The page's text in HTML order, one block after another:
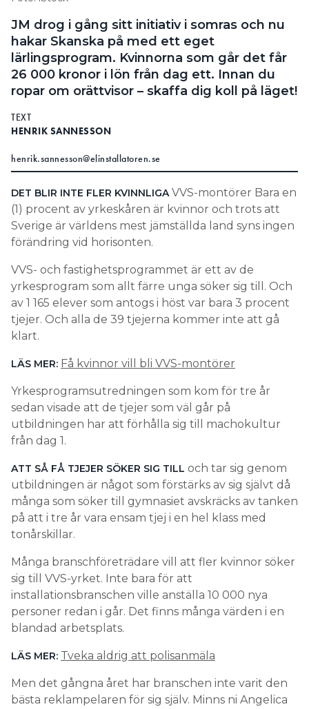
Search for:
JM drog i gång sitt initiativ i somras och nu
hakar Skanska på med ett eget
lärlingsprogram. Kvinnorna som går det får
26 000 kronor i lön från dag ett. Innan du
ropar om orättvisor – skaffa dig koll på läget!
TEXT
HENRIK SANNESSON
henrik.sannesson@elinstallatoren.se
DET BLIR INTE FLER KVINNLIGAVVS-montörer Bara en
(1) procent av yrkeskåren är kvinnor och trots att
Sverige är världens mest jämställda land syns ingen
förändring vid horisonten.
VVS- och fastighetsprogrammet är ett av de
yrkesprogram som allt färre unga söker sig till. Och
av 1 165 elever som antogs i höst var bara 3 procent
tjejer. Och alla de 39 tjejerna kommer inte att gå
klart.
LÄS MER: Få kvinnor vill bli VVS-montörer
Yrkesprogramsutredningen som kom för tre år
sedan visade att de tjejer som väl går på
utbildningen har att förhålla sig till machokultur
från dag 1.
ATT SÅ FÅ TJEJER SÖKER SIG TILL och tar sig genom
utbildningen är något som förstärks av sig självt då
många som söker till gymnasiet avskräcks av tanken
på att i tre år vara ensam tjej i en hel klass med
tonårskillar.
Många branschföreträdare vill att fler kvinnor söker
sig till VVS-yrket. Inte bara för att
installationsbranschen ville anställa 10 000 nya
personer redan i går. Det finns många värden i en
blandad arbetsplats.
LÄS MER: Tveka aldrig att polisanmäla
Men det gångna året har branschen inte varit den
bästa reklampelaren för sig själv. Minns ni Angelica